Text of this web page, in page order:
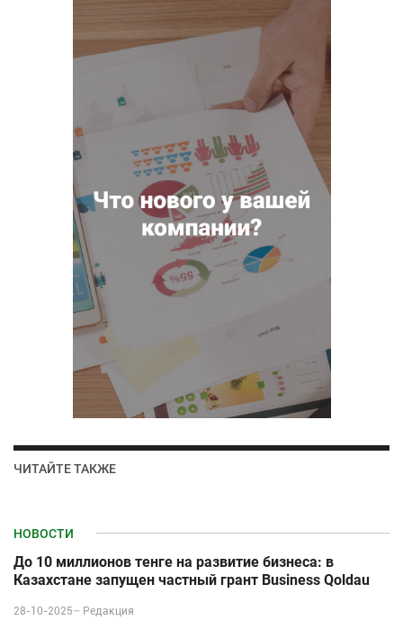
ЧИТАЙТЕ ТАКЖЕ
НОВОСТИ
До 10 миллионов тенге на развитие бизнеса: в
Казахстане запущен частный грант Business Qoldau
28-10-2025– Редакция